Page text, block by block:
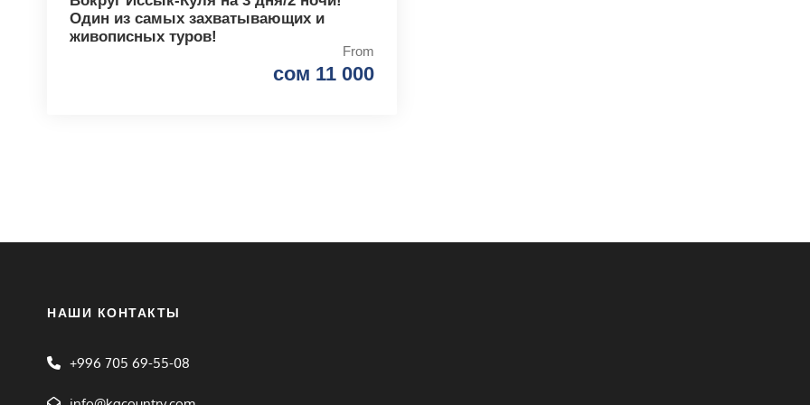
Один из самых захватывающих и
живописных туров!
From
сом 11 000
НАШИ КОНТАКТЫ
+996 705 69-55-08